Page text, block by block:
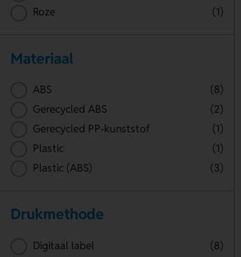
Roze
(1)
Materiaal
ABS
(8)
Gerecycled ABS
(2)
Gerecycled PP-kunststof
(1)
Plastic
(1)
Plastic (ABS)
(3)
Drukmethode
Digitaal label
(8)